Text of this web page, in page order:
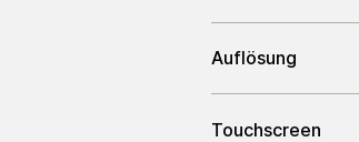
Auflösung
Touchscreen